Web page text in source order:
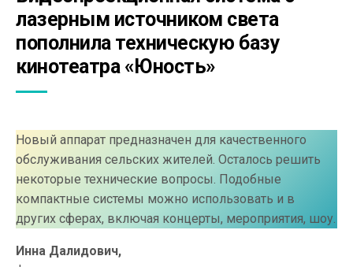
лазерным источником света
пополнила техническую базу
кинотеатра «Юность»
Новый аппарат предназначен для качественного
обслуживания сельских жителей. Осталось решить
некоторые технические вопросы. Подобные
компактные системы можно использовать и в
других сферах, включая концерты, мероприятия, шоу.
Инна Далидович,